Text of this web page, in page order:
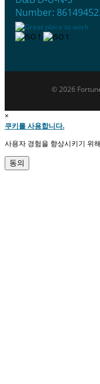
Number:
© 2026
×
쿠키를 사용합니다.
사용자 경험을 향상시키기 위
동의